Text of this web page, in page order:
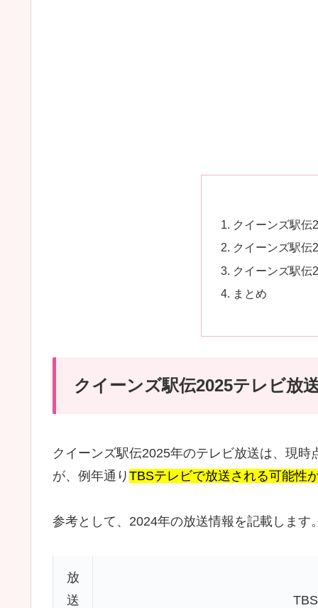
クイーンズ駅伝
クイーンズ駅伝
クイーンズ駅伝
まとめ
クイーンズ駅伝2025テレビ放
クイーンズ駅伝2025年のテレビ放送は、現
が、例年通り TBSテレビで放送される可能性
参考として、2024年の放送情報を記載します
放
送